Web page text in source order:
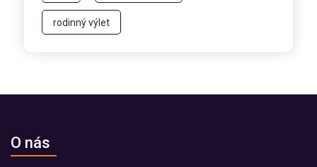
rodinný výlet
O nás